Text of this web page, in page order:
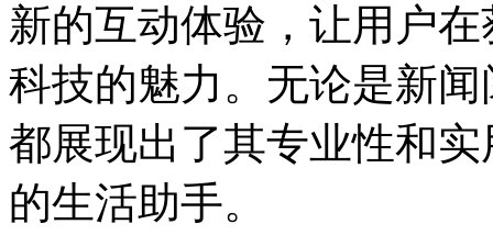
新的互动体验，让用户
科技的魅力。无论是新
都展现出了其专业性和
的生活助手。